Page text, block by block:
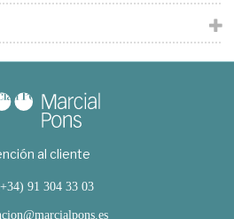
al cliente
91 304 33 03